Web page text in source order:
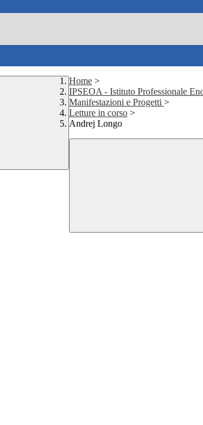
Home >
IPSEOA - Istituto Professionale
Manifestazioni e Progetti >
Letture in corso >
Andrej Longo